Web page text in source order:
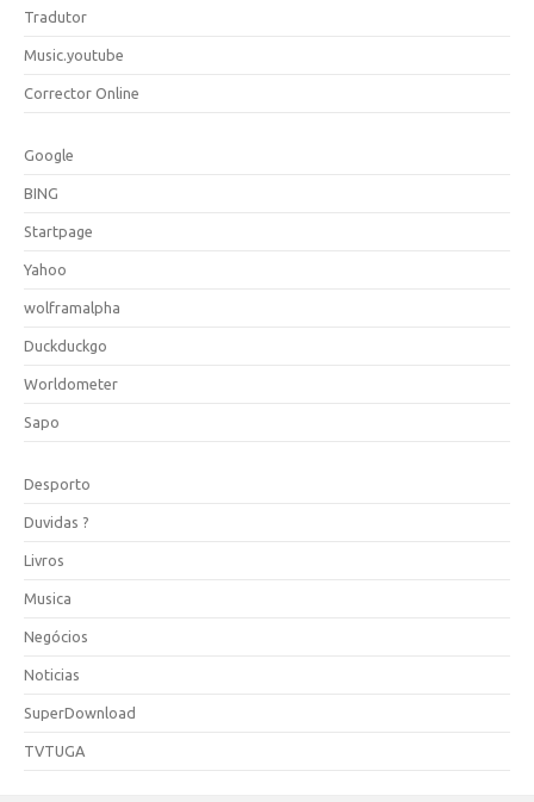
Tradutor
Music.youtube
Corrector Online
Google
BING
Startpage
Yahoo
wolframalpha
Duckduckgo
Worldometer
Sapo
Desporto
Duvidas ?
Livros
Musica
Negócios
Noticias
SuperDownload
TVTUGA